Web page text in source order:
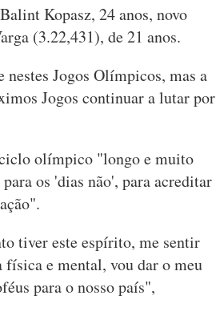
Kopasz, 24 anos, novo
(3.22,431), de 21 anos.
Jogos Olímpicos, mas a
Jogos continuar a lutar por
olímpico "longo e muito
os 'dias não', para acreditar
tiver este espírito, me sentir
e mental, vou dar o meu
para o nosso país",